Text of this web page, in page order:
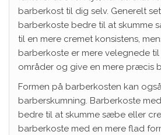
barberkost til dig selv. Generelt
barberkoste bedre til at skumme
til en mere cremet konsistens,
barberkoste er mere velegnede
områder og give en mere præcis
Formen på barberkosten kan
barberskumning. Barberkoste
bedre til at skumme sæbe eller
barberkoste med en mere flad